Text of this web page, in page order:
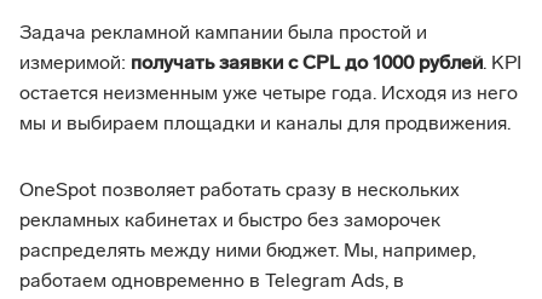
Задача рекламной кампании была простой и
измеримой: получать заявки с CPL до 1000 рублей. KPI
остается неизменным уже четыре года. Исходя из него
мы и выбираем площадки и каналы для продвижения.
OneSpot позволяет работать сразу в нескольких
рекламных кабинетах и быстро без заморочек
распределять между ними бюджет. Мы, например,
работаем одновременно в Telegram Ads, в